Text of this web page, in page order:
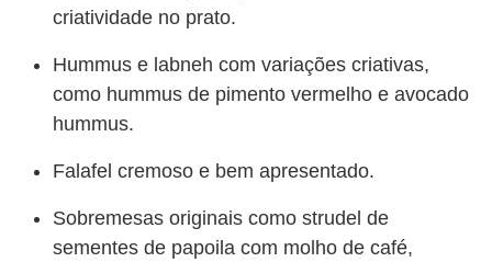
criatividade no prato.
Hummus e labneh com variações criativas,
como hummus de pimento vermelho e avocado
hummus.
Falafel cremoso e bem apresentado.
Sobremesas originais como strudel de
sementes de papoila com molho de café,